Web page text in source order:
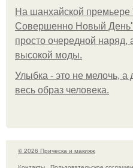
На шанхайской премьере
Совершенно Новый
просто очередной наряд,
высокой моды.
Улыбка - это не мелочь, а
весь образ человека.
© 2026 Прическа и макияж